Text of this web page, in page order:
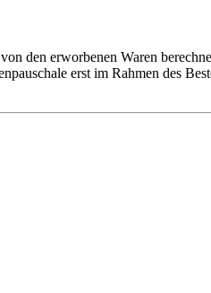
den erworbenen Waren
erst im Rahmen des